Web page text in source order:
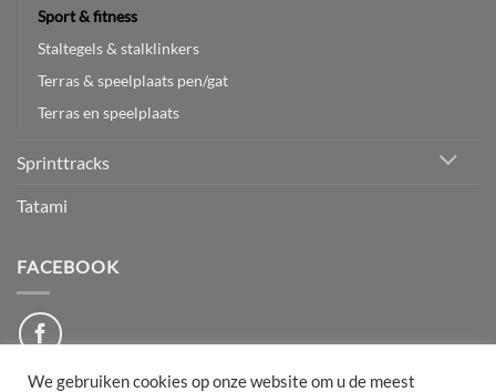
Sport & fitness
Staltegels & stalklinkers
Terras & speelplaats pen/gat
Terras en speelplaats
Sprinttracks
Tatami
FACEBOOK
We gebruiken cookies op onze website om u de meest